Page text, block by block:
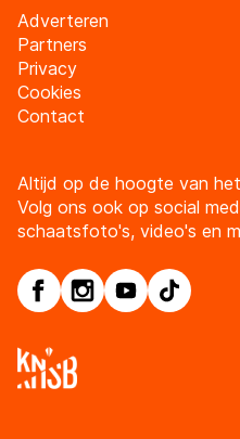
Adverteren
Partners
Privacy
Cookies
Contact
Altijd op de hoogte van
Volg ons ook op social
schaatsfoto's, video's en